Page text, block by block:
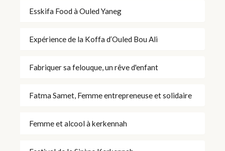
Esskifa Food à Ouled Yaneg
Expérience de la Koffa d’Ouled Bou Ali
Fabriquer sa felouque, un rêve d'enfant
Fatma Samet, Femme entrepreneuse et solidaire
Femme et alcool à kerkennah